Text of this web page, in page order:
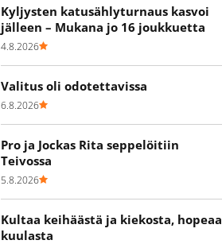
Kyljysten katusählyturnaus kasvoi
jälleen – Mukana jo 16 joukkuetta
4.8.2026
Valitus oli odotettavissa
6.8.2026
Pro ja Jockas Rita seppelöitiin
Teivossa
5.8.2026
Kultaa keihäästä ja kiekosta, hopeaa
kuulasta